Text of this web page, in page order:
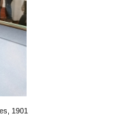
1901